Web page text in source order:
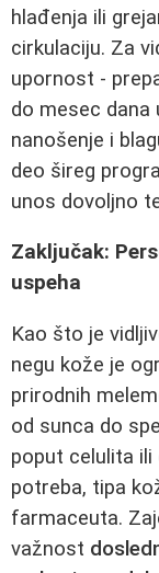
hlađenja ili
cirkulaciju. Za
upornost -
do mesec dana
nanošenje i
deo šireg
unos dovoljno
Zaključak:
uspeha
Kao što je
negu kože je
prirodnih
od sunca do
poput celulita
potreba, tipa
farmaceuta.
važnost